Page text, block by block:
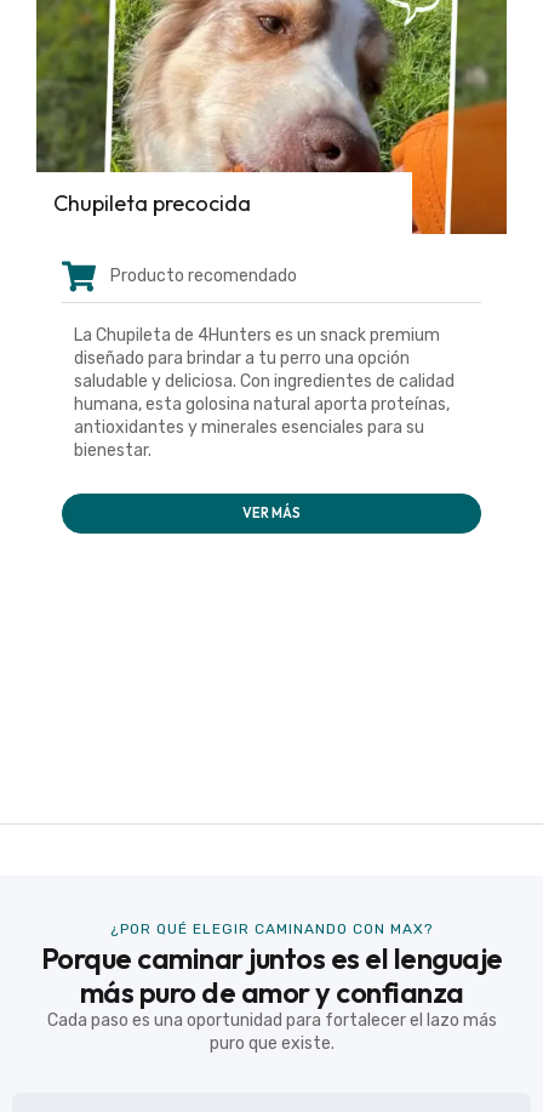
Chupileta precocida
Producto recomendado
La Chupileta de 4Hunters es un snack premium
diseñado para brindar a tu perro una opción
saludable y deliciosa. Con ingredientes de calidad
humana, esta golosina natural aporta proteínas,
antioxidantes y minerales esenciales para su
bienestar.
VER MÁS
¿POR QUÉ ELEGIR CAMINANDO CON MAX?
Porque caminar juntos es el lenguaje
más puro de amor y confianza
Cada paso es una oportunidad para fortalecer el lazo más
puro que existe.